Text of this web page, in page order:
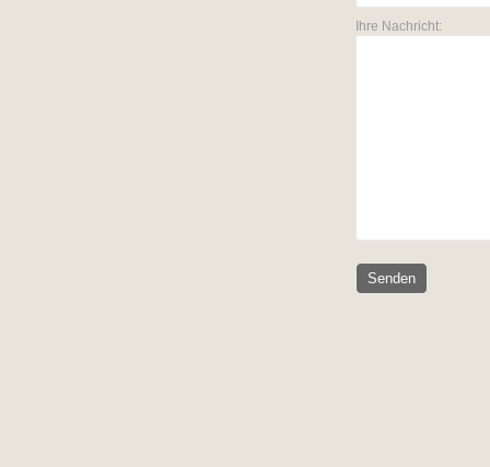
Ihre Nachricht: